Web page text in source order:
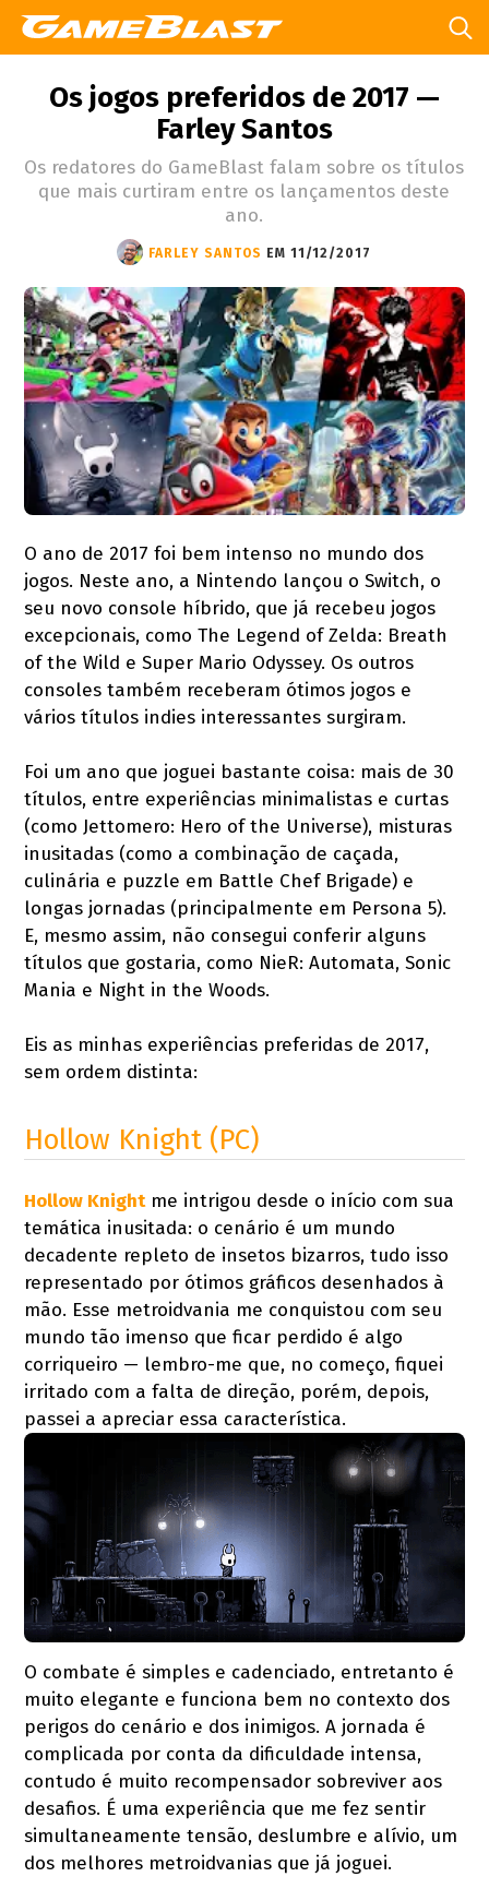
Os jogos preferidos de 2017 —
Farley Santos
Os redatores do GameBlast falam sobre os títulos
que mais curtiram entre os lançamentos deste
ano.
FARLEY SANTOS EM 11/12/2017
O ano de 2017 foi bem intenso no mundo dos
jogos. Neste ano, a Nintendo lançou o Switch, o
seu novo console híbrido, que já recebeu jogos
excepcionais, como The Legend of Zelda: Breath
of the Wild e Super Mario Odyssey. Os outros
consoles também receberam ótimos jogos e
vários títulos indies interessantes surgiram.
Foi um ano que joguei bastante coisa: mais de 30
títulos, entre experiências minimalistas e curtas
(como Jettomero: Hero of the Universe), misturas
inusitadas (como a combinação de caçada,
culinária e puzzle em Battle Chef Brigade) e
longas jornadas (principalmente em Persona 5).
E, mesmo assim, não consegui conferir alguns
títulos que gostaria, como NieR: Automata, Sonic
Mania e Night in the Woods.
Eis as minhas experiências preferidas de 2017,
sem ordem distinta:
Hollow Knight (PC)
Hollow Knightme intrigou desde o início com sua
temática inusitada: o cenário é um mundo
decadente repleto de insetos bizarros, tudo isso
representado por ótimos gráficos desenhados à
mão. Esse metroidvania me conquistou com seu
mundo tão imenso que ficar perdido é algo
corriqueiro — lembro-me que, no começo, fiquei
irritado com a falta de direção, porém, depois,
passei a apreciar essa característica.
O combate é simples e cadenciado, entretanto é
muito elegante e funciona bem no contexto dos
perigos do cenário e dos inimigos. A jornada é
complicada por conta da dificuldade intensa,
contudo é muito recompensador sobreviver aos
desafios. É uma experiência que me fez sentir
simultaneamente tensão, deslumbre e alívio, um
dos melhores metroidvanias que já joguei.